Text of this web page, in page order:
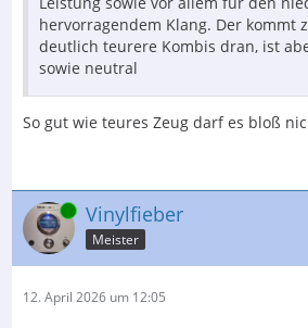
hervorragendem Klang. Der kommt
deutlich teurere Kombis dran, ist
sowie neutral
So gut wie teures Zeug darf es bloß
Online Vinylfieber
Meister
12. April 2026 um 12:05